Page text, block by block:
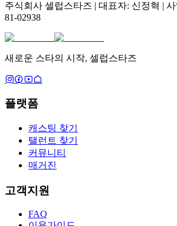
주식회사 셀럽스타즈 | 대표자: 신정혁 |
81-02938
새로운 스타의 시작, 셀럽스타즈
플랫폼
캐스팅 찾기
탤런트 찾기
커뮤니티
매거진
고객지원
FAQ